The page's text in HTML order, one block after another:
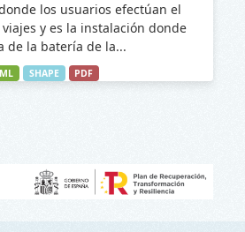
los usuarios efectúan el
y es la instalación donde
de la batería de la...
SHAPE PDF